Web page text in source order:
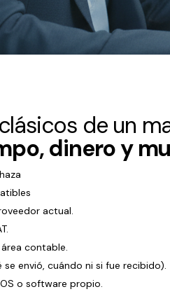
de un
dinero y
actual.
contable.
envió, cuándo ni si fue recibido).
o software propio.